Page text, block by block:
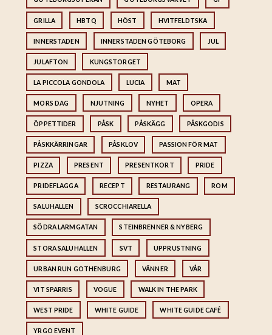
GRILLA HBTQ HÖST HVITFELDTSKA
INNERSTADEN INNERSTADEN GÖTEBORG JUL
JULAFTON KUNGSTORGET
LA PICCOLA GONDOLA LUCIA MAT
MORS DAG NJUTNING NYHET OPERA
ÖPPETTIDER PÅSK PÅSKÄGG PÅSKGODIS
PÅSKKÄRRINGAR PÅSKLOV PASSION FÖR MAT
PIZZA PRESENT PRESENTKORT PRIDE
PRIDEFLAGGA RECEPT RESTAURANG ROM
SALUHALLEN SCROCCHIARELLA
SÖDRA LARMGATAN STEINBRENNER & NYBERG
STORA SALUHALLEN SVT UPPRUSTNING
URBAN RUN GOTHENBURG VÄNNER VÅR
VIT SPARRIS VOGUE WALK IN THE PARK
WEST PRIDE WHITE GUIDE WHITE GUIDE CAFÉ
YRGO EVENT